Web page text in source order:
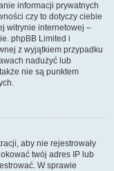
informacji prywatnych
czy to dotyczy ciebie
witrynie internetowej –
phpBB Limited i
z wyjątkiem przypadku
nadużyć lub
nie są punktem
aby nie rejestrowały
twój adres IP lub
W sprawie